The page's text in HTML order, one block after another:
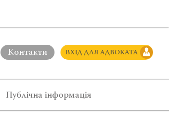
Контакти ВХІД ДЛЯ АДВОКАТА
Публічна інформація